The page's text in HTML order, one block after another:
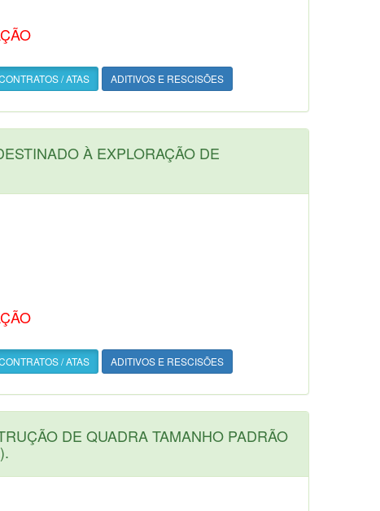
/ ATAS ADITIVOS E RESCISÕES
À EXPLORAÇÃO DE
/ ATAS ADITIVOS E RESCISÕES
DE QUADRA TAMANHO PADRÃO